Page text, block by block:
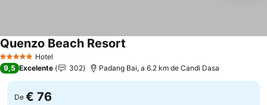
5 Estrelas Hotel
Quenzo Beach Resort
9,5 Excelente 302 Padang Bai, a 6.2 km de Candi Dasa
De € 76